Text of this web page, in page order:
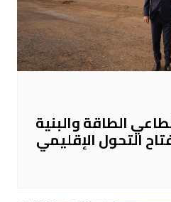
الطاقة والبنية
التحول الإقليمي